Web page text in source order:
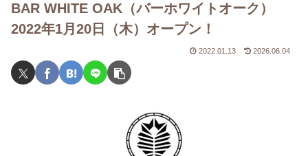
BAR WHITE OAK（バーホワイトオーク）
2022年1月20日（木）オープン！
2022.01.13 2026.06.04